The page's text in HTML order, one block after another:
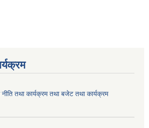
तथा कार्यक्रम तथा बजेट तथा कार्यक्रम